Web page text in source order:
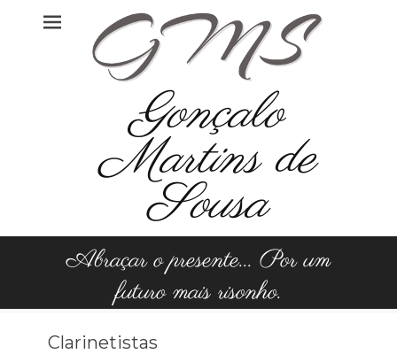
Gonçalo
Martins de
Sousa
Abraçar o presente... Por um
futuro mais risonho.
Clarinetistas